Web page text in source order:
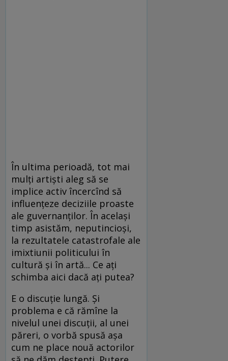
În ultima perioadă, tot mai
mulți artiști aleg să se
implice activ încercînd să
influențeze deciziile proaste
ale guvernanților. În același
timp asistăm, neputincioși,
la rezultatele catastrofale ale
imixtiunii politicului în
cultură și în artă... Ce ați
schimba aici dacă ați putea?
E o discuție lungă. Și
problema e că rămîne la
nivelul unei discuții, al unei
păreri, o vorbă spusă așa
cum ne place nouă actorilor